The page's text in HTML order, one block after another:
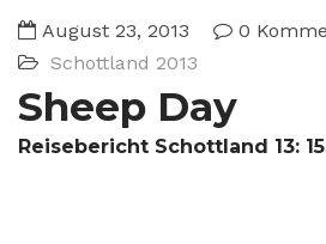
August 23, 2013
0
Schottland 2013
Sheep Day
Reisebericht Schottland 13: